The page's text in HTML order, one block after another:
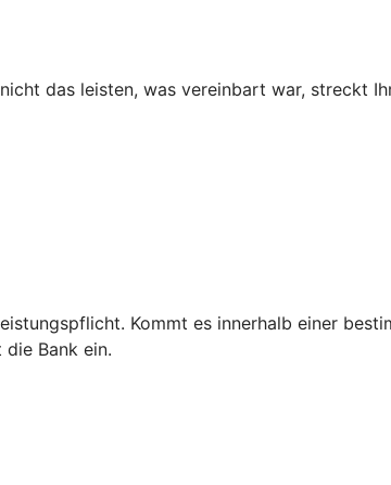
das leisten, was vereinbart war, streckt
Kommt es innerhalb einer
Bank ein.